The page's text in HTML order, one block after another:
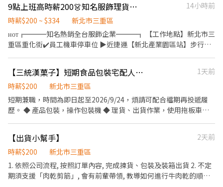
天，包含假日需排班) - ▶【智取門市】：地點自選 🔹【汐止區】 汐
止同興 - 智取店：新北市汐止區同興路278號1樓 汐止仁愛 - 智取
忠孝東路332號 汐止福德 - 智取店：新北市汐止區福德一路82號 汐
止樟樹 - 智取店：新北市汐止區樟樹二路320號1樓 汐止秀峰 - 智取
店：新北市汐止區秀峰路74號1樓 汐止東城 - 智取店：新北市汐止
區康寧街459巷17號1樓 🔹【林口區】 林口仁愛 - 智取店：新北市林
路一段39巷110號1樓 林口民有 - 智取店：新北市林口區民有街88號
1樓 🔹【泰山區】 泰山泰林 - 智取店：新北市泰山區泰林路二段217
號 泰山明志 - 智取店：新北市泰山區明志路二段291號1樓 - ▶【一
般門市有人店】：地點自選 🔹【汐止區】 汐止大同店 - 新北市汐止
區大同路二段667號1樓 汐止明峰店 - 新北市汐止區明峰街15號1樓
汐止青山店 - 新北市汐止區青山路29號 汐止康寧店 - 新北市汐止區
康寧街407號 (慢速車) 汐止新昌店 - 新北市汐止區新昌路12號1樓
(慢速車) 汐止樟樹二店 - 新北市汐止區樟樹一路141巷3號1樓 (慢速
車) 🔹【林口區】 林口文化店 - 新北市林口區文化二路二段153號 林
≡≡≡≡ 【工作內容】：超商宅配包裹理貨搬運分類集中、推籠
車、清點整理、環境簡易清潔、晨間運動 【晨理時段】：
04:00~08:00 【時薪待遇】：205元 【休假制度】：週日休+另一天
排休 【領薪日期】：每月10日 〔每月25日可預支〕 ✿快速應
✨歡迎尋找更多職缺【✨加入FB粉專 : 人人人力銀行✨】
9點上班高時薪200👗知名服飾理貨員✅休六日✅穩定加班✅快速上工✅面試看環境
14小時前
時薪$200 ~ $334
新北市三重區
ʜᴏᴛ╔═══知名熱銷全台服飾企業═══╗ 【工作地點】新北市三
重區重化街✔️員工機車停車位 ▶︎近捷運【新北產業園區站】步行
快速進軍知名服飾品牌企業，前景看好未來可期 ☑︎ 衝鋒衣服飾相關
製程－包裝、分類、封箱、裝箱、進出貨 ☑︎ 冷氣廠房，久站或久
坐，便服上班 ☑︎ 簡單好上手，免學經歷，無經驗可，專人教學，錄
取率高 ☁︎求職平台略有延遲，可先➕ʟɪɴᴇ快速報名【@si588】 快速
付】高時薪$200➜未加班薪水約領【$36,800】 【配合加班】加班
費皆依勞基法計算➜依訂單量薪水可達【37K~52K】 【休假方式】
退6％ 好康➋.任職期間皆享有免手續費領現金、每週預支服務 好康
➌.任職滿三個月享有三節獎金或禮品、通過考核即可轉正 好康➍.加
【三統漢菓子】短期食品包裝宅配人員-三重(至115/9/24，須配合完整檔期)
1天前
時薪$200
新北市三重區
短期兼職，時間為即日起至2026/9/24，煩請可配合檔期再投遞履
歷。 ◆ 產品包裝，操作包裝機 ◆ 理貨、出貨作業，使用拖板車進
具團隊合作精神，完成主管交辦事項
【出貨小幫手】
2天前
時薪$200
新北市三重區
1. 依照公司流程, 按照訂單內容, 完成揀貨、包裝及裝箱出貨 2. 不定
期須支援「肉乾剪筋」, 會有前輩帶領, 教導如何進行牛肉乾的順紋